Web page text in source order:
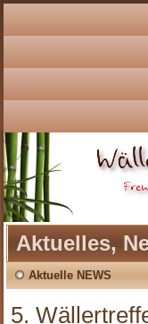
Aktuelles,
Aktuelle NEWS
5.